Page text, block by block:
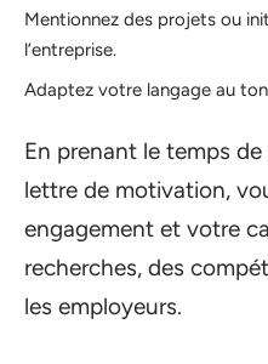
Mentionnez des projets ou
l’entreprise.
Adaptez votre langage au ton
En prenant le temps
lettre de motivation,
engagement et votre
recherches, des
les employeurs.